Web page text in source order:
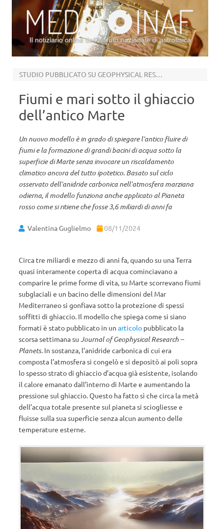
Il notiziario online dell’Istituto nazionale di astrofisica
STUDIO PUBBLICATO SU GEOPHYSICAL RESEARCH PLANETS
Fiumi e mari sotto il ghiaccio
dell’antico Marte
Un nuovo modello è in grado di spiegare l’antico fluire di
fiumi e la formazione di grandi bacini di acqua sotto la
superficie di Marte senza invocare un riscaldamento
climatico ancora del tutto ipotetico. Basato sul ciclo
osservato dell’anidride carbonica nell’atmosfera marziana
odierna, il modello funziona anche applicato al Pianeta
rosso come si ritiene che fosse 3,6 miliardi di anni fa
Valentina Guglielmo 08/11/2024
Circa tre miliardi e mezzo di anni fa, quando su una Terra
quasi interamente coperta di acqua cominciavano a
comparire le prime forme di vita, su Marte scorrevano fiumi
subglaciali e un bacino delle dimensioni del Mar
Mediterraneo si gonfiava sotto la protezione di spessi
soffitti di ghiaccio. Il modello che spiega come si siano
formati è stato pubblicato in un articolo pubblicato la
scorsa settimana su Journal of Geophysical Research –
Planets. In sostanza, l’anidride carbonica di cui era
composta l’atmosfera si congelò e si depositò ai poli sopra
lo spesso strato di ghiaccio d’acqua già esistente, isolando
il calore emanato dall’interno di Marte e aumentando la
pressione sul ghiaccio. Questo ha fatto sì che circa la metà
dell’acqua totale presente sul pianeta si sciogliesse e
fluisse sulla sua superficie senza alcun aumento delle
temperature esterne.